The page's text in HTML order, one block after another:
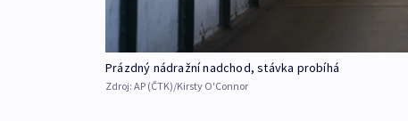
Prázdný nádražní nadchod, stávka probíhá
Zdroj: AP (ČTK)/Kirsty O'Connor